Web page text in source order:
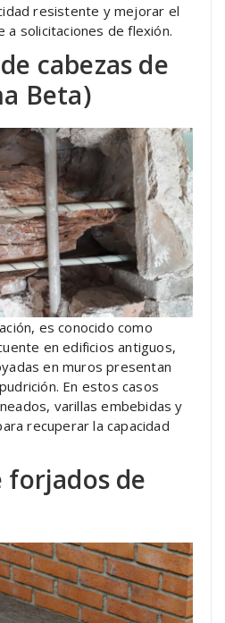
resistente y mejorar el
solicitaciones de flexión.
cabezas de
Beta)
es conocido como
en edificios antiguos,
en muros presentan
En estos casos
varillas embebidas y
recuperar la capacidad
forjados de